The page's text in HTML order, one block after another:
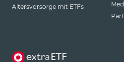
Altersvorsorge mit ETFs